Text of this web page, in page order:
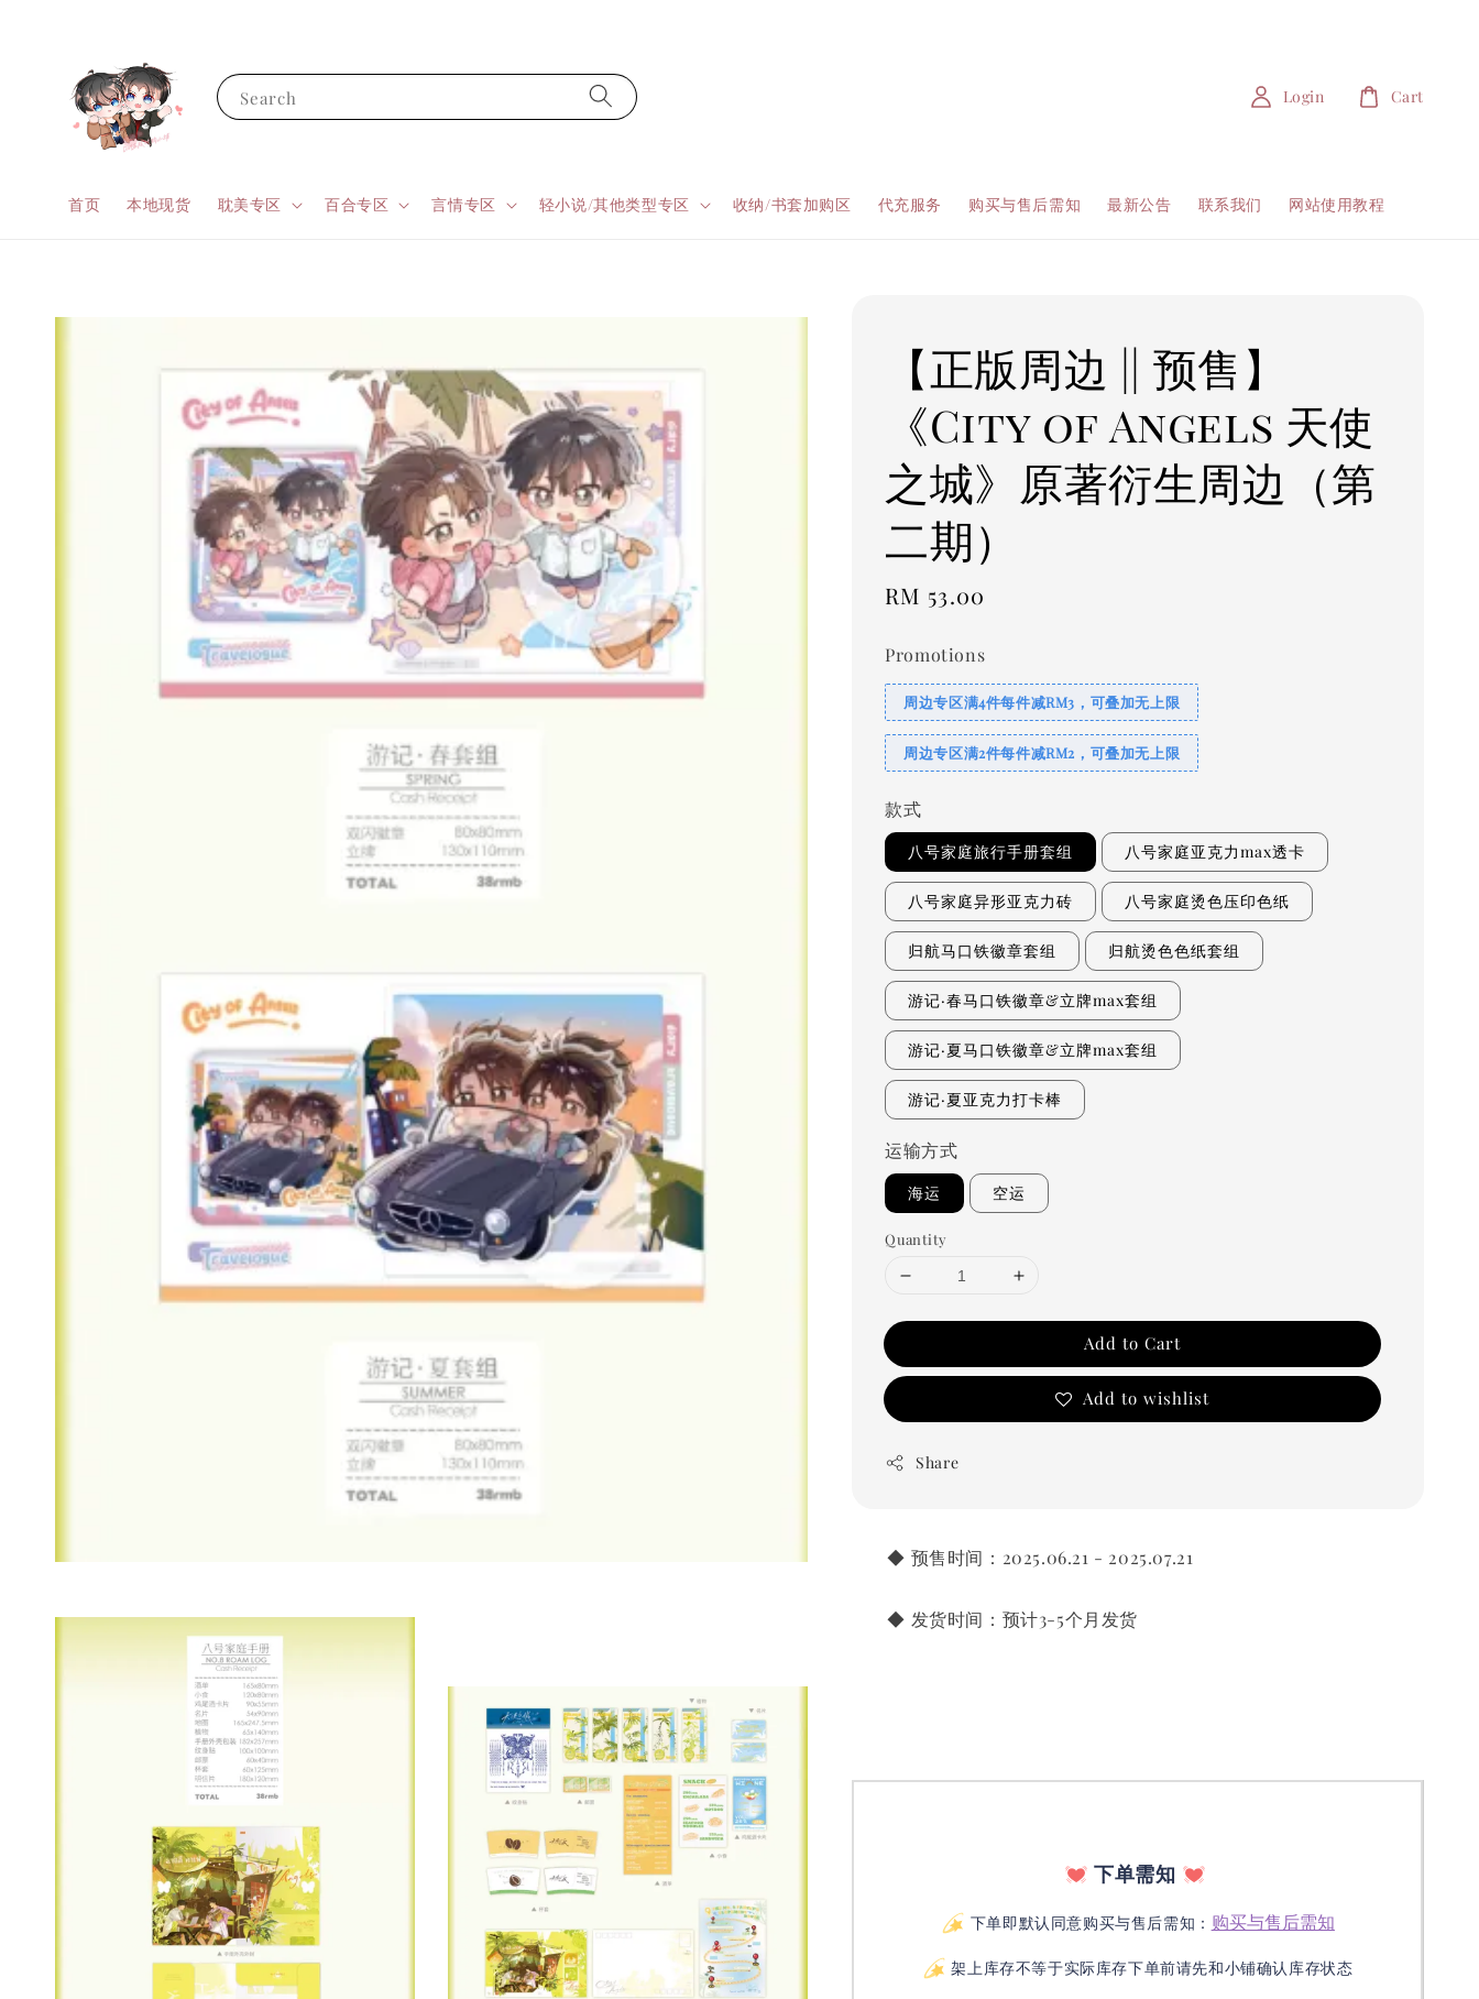
Search
首页 本地现货 耽美专区 百合专区 言情专区 轻小说/其他类型专区 收纳/书套加购区 代充服务 购买与售后需知 最新公告 联系我们 网站使用教程
Login Cart
【正版周边 || 预售】
《City of Angels 天使
之城》原著衍生周边（第
二期）
Regular
RM 53.00
Promotions
周边专区满4件每件减RM3，可叠加无上限
周边专区满2件每件减RM2，可叠加无上限
款式
八号家庭旅行手册套组 八号家庭亚克力max透卡
八号家庭异形亚克力砖 八号家庭烫色压印色纸
归航马口铁徽章套组 归航烫色色纸套组
游记·春马口铁徽章&立牌max套组
游记·夏马口铁徽章&立牌max套组
游记·夏亚克力打卡棒
运输方式
海运 空运
Quantity
Add to Cart
Add to wishlist
Share
◆ 预售时间：2025.06.21 - 2025.07.21
◆ 发货时间：预计3-5个月发货
下单需知
下单即默认同意购买与售后需知： 购买与售后需知
架上库存不等于实际库存下单前请先和小铺确认库存状态